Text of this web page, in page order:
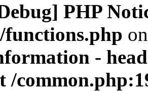
PHP
functions.php
-
/